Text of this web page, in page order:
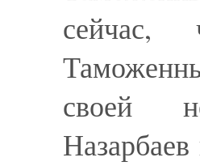
своей